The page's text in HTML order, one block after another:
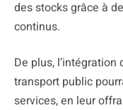
des stocks grâce à
continus.
De plus,
transport public
services, en leur